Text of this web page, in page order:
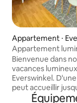
Appartement ⋅
Appartement
sur le toit près de
Bienvenue dans
vacances
Everswinkel.
peut accueillir
idéal pour des